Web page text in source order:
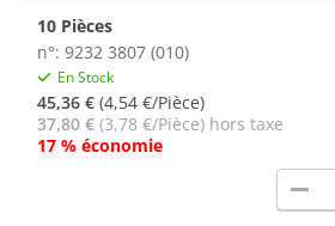
10 Pièces
n°: 9232 3807 (010)
En Stock
45,36 € (4,54 €/Pièce)
37,80 € (3,78 €/Pièce) hors taxe
17 % économie
remove